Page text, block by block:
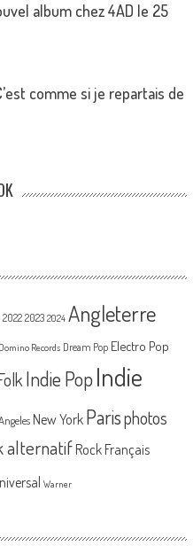
album chez 4AD le 25
comme si je repartais de
2022 2023 2024 Angleterre
Domino Records Dream Pop Electro Pop
Indie PopIndie
New York Parisphotos
alternatif Rock Français
Warner